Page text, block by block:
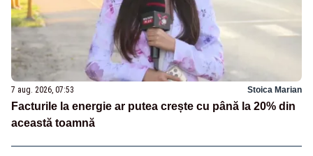
7 aug. 2026, 07:53 Stoica Marian
Facturile la energie ar putea crește cu până la 20% din
această toamnă